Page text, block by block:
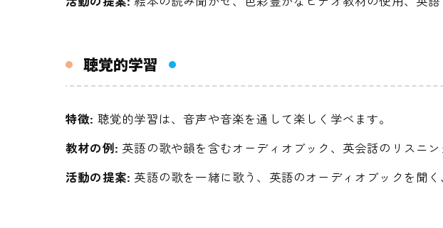
聴覚的学習
特徴: 聴覚的学習は、音声や音楽を通して楽しく学べます。
教材の例: 英語の歌や韻を含むオーディオブック、英会話のリスニン
活動の提案: 英語の歌を一緒に歌う、英語のオーディオブックを聞